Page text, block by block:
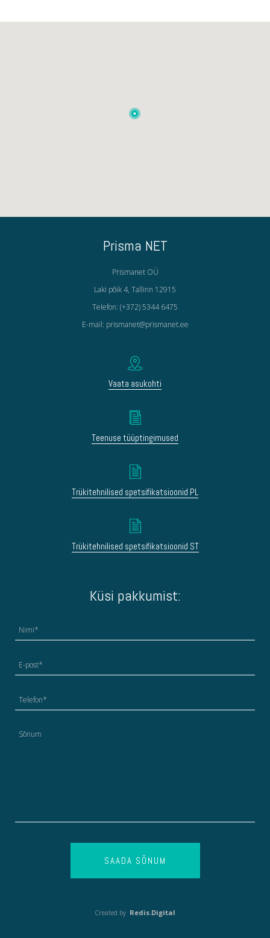
Prisma NET
Prismanet OÜ
Laki põik 4, Tallinn 12915
Telefon: (+372) 5344 6475
E-mail: prismanet@prismanet.ee
Vaata asukohti
Teenuse tüüptingimused
Trükitehnilised spetsifikatsioonid PL
Trükitehnilised spetsifikatsioonid ST
Küsi pakkumist:
SAADA SÕNUM
Created by Redis.Digital